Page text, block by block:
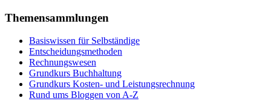
Themensammlungen
Basiswissen für Selbständige
Entscheidungsmethoden
Rechnungswesen
Grundkurs Buchhaltung
Grundkurs Kosten- und Leistungsrechnung
Rund ums Bloggen von A-Z